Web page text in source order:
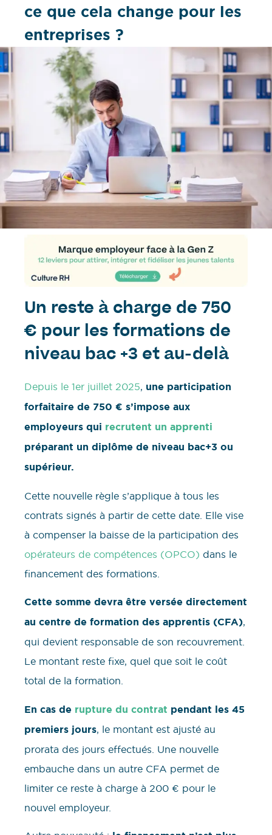
ce que cela change pour les
entreprises ?
Un reste à charge de 750
€ pour les formations de
niveau bac +3 et au-delà
Depuis le 1er juillet 2025, une participation
forfaitaire de 750 € s’impose aux
employeurs qui recrutent un apprenti
préparant un diplôme de niveau bac+3 ou
supérieur.
Cette nouvelle règle s’applique à tous les
contrats signés à partir de cette date. Elle vise
à compenser la baisse de la participation des
opérateurs de compétences (OPCO) dans le
financement des formations.
Cette somme devra être versée directement
au centre de formation des apprentis (CFA),
qui devient responsable de son recouvrement.
Le montant reste fixe, quel que soit le coût
total de la formation.
En cas de rupture du contrat pendant les 45
premiers jours, le montant est ajusté au
prorata des jours effectués. Une nouvelle
embauche dans un autre CFA permet de
limiter ce reste à charge à 200 € pour le
nouvel employeur.